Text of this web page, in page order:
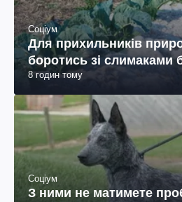
Соціум
Для прихильників
боротись зі слимаками
8 годин тому
Соціум
З ними не матимете